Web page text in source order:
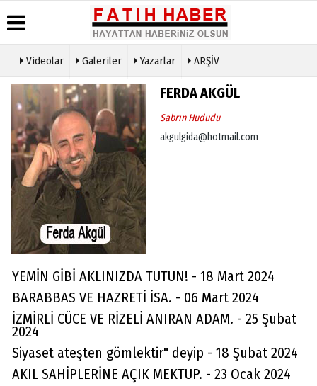
Haber
Arşivi
Günün
Haberleri
Biyografiler
Köşe
Yazarları
Video
Galeri
Politikası
Videolar Galeriler Yazarlar ARŞİV
FERDA AKGÜL
Sabrın Hududu
akgulgida@hotmail.com
YEMİN GİBİ AKLINIZDA TUTUN! - 18 Mart 2024
BARABBAS VE HAZRETİ İSA. - 06 Mart 2024
İZMİRLİ CÜCE VE RİZELİ ANIRAN ADAM. - 25 Şubat
2024
Siyaset ateşten gömlektir" deyip - 18 Şubat 2024
AKIL SAHİPLERİNE AÇIK MEKTUP. - 23 Ocak 2024